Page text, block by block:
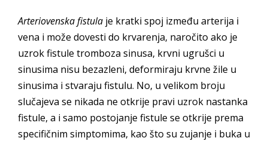
Arteriovenska fistula je kratki spoj između arterija i
vena i može dovesti do krvarenja, naročito ako je
uzrok fistule tromboza sinusa, krvni ugrušci u
sinusima nisu bezazleni, deformiraju krvne žile u
sinusima i stvaraju fistulu. No, u velikom broju
slučajeva se nikada ne otkrije pravi uzrok nastanka
fistule, a i samo postojanje fistule se otkrije prema
specifičnim simptomima, kao što su zujanje i buka u